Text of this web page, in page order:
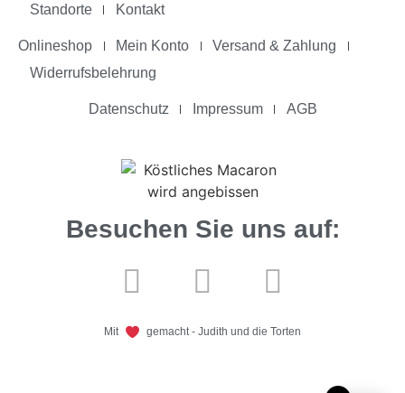
Standorte
Kontakt
Onlineshop Mein Konto
Versand & Zahlung
Widerrufsbelehrung
Datenschutz Impressum AGB
Besuchen Sie uns auf:
Mit gemacht - Judith und die Torten